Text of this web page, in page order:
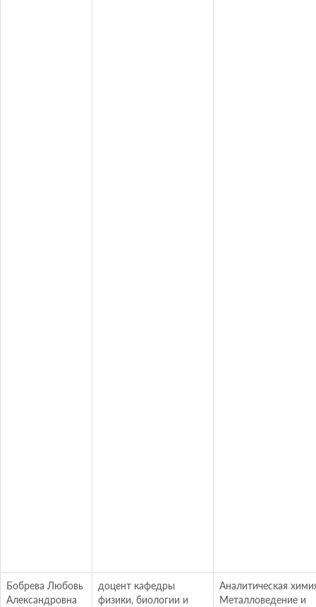
Бобрева Любовь
Александровна
доцент кафедры
физики, биологии и
Аналитическая
Металловедение и